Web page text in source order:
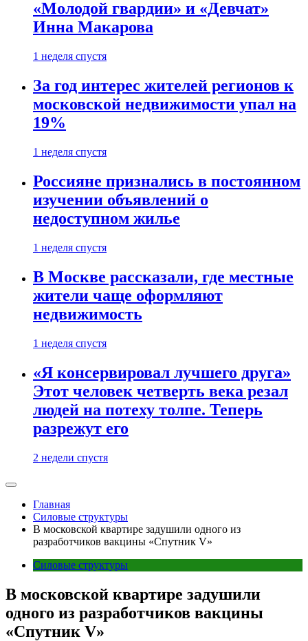
«Молодой гвардии» и «Девчат»
Инна Макарова
1 неделя спустя
За год интерес жителей регионов к
московской недвижимости упал на
19%
1 неделя спустя
Россияне признались в постоянном
изучении объявлений о
недоступном жилье
1 неделя спустя
В Москве рассказали, где местные
жители чаще оформляют
недвижимость
1 неделя спустя
«Я консервировал лучшего друга»
Этот человек четверть века резал
людей на потеху толпе. Теперь
разрежут его
2 недели спустя
Главная
Силовые структуры
В московской квартире задушили одного из
разработчиков вакцины «Спутник V»
Силовые структуры
В московской квартире задушили
одного из разработчиков вакцины
«Спутник V»